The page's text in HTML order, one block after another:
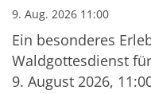
9. Aug. 2026 11:00
Ein besonderes
Waldgottesdienst
9. August 2026,